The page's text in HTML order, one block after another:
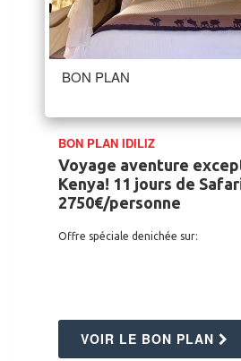
BON PLAN
BON PLAN IDILIZ
Voyage aventure
Kenya! 11 jours de
2750€/personne
Offre spéciale denichée sur:
VOIR LE BON PLAN